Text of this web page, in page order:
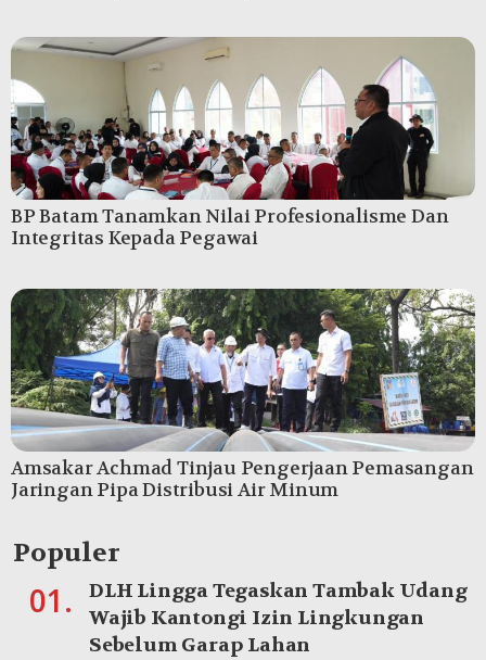
BP Batam Tanamkan Nilai Profesionalisme Dan
Integritas Kepada Pegawai
Amsakar Achmad Tinjau Pengerjaan Pemasangan
Jaringan Pipa Distribusi Air Minum
Populer
01.
DLH Lingga Tegaskan Tambak Udang
Wajib Kantongi Izin Lingkungan
Sebelum Garap Lahan